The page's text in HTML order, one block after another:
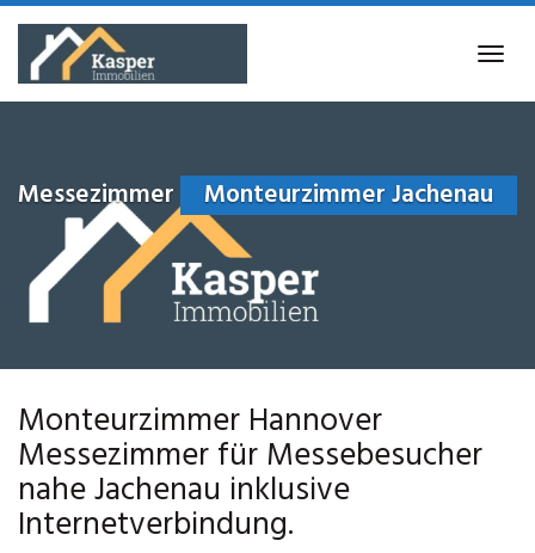
Skip
main
Messezimmer Monteurzimmer Jachenau
Monteurzimmer Hannover
Messezimmer für Messebesucher
nahe Jachenau inklusive
Internetverbindung.